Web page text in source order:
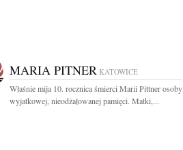
MARIA PITNER KATOWICE
Właśnie mija 10. rocznica śmierci Marii Pittner osoby
wyjatkowej, nieodżałowanej pamięci. Matki,...